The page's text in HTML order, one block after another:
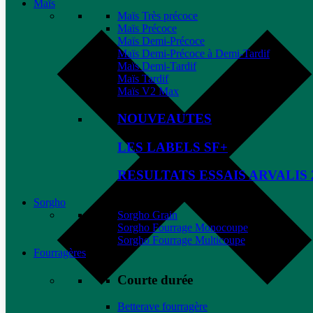
Maïs
Maïs Très précoce
Maïs Précoce
Maïs Demi-Précoce
Maïs Demi-Précoce à Demi-Tardif
Maïs Demi-Tardif
Maïs Tardif
Maïs V2 Max
NOUVEAUTES
LES LABELS SF+
RESULTATS ESSAIS ARVALIS
Sorgho
Sorgho Grain
Sorgho Fourrage Monocoupe
Sorgho Fourrage Multicoupe
Fourragères
Courte durée
Betterave fourragère